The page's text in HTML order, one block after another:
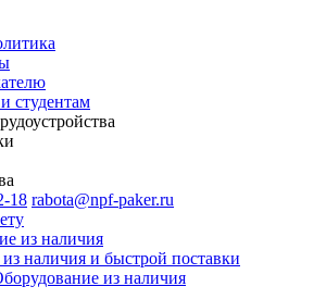
студентам
18 rabota@npf-paker.ru
наличия и быстрой поставки